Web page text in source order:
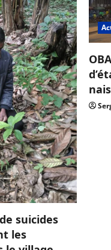
suicides
les